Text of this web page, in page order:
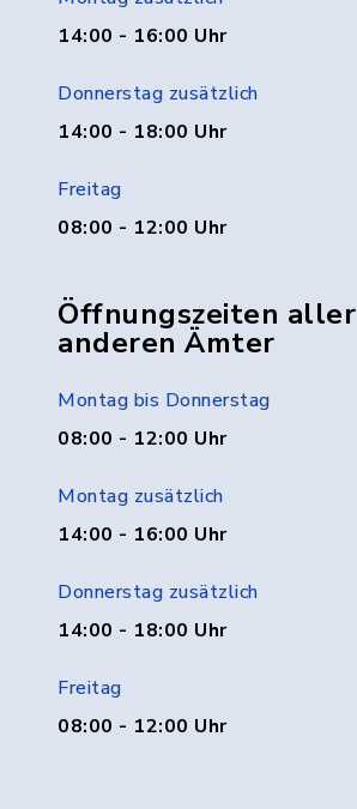
14:00 - 16:00 Uhr
Donnerstag zusätzlich
14:00 - 18:00 Uhr
Freitag
08:00 - 12:00 Uhr
Öffnungszeiten aller
anderen Ämter
Montag bis Donnerstag
08:00 - 12:00 Uhr
Montag zusätzlich
14:00 - 16:00 Uhr
Donnerstag zusätzlich
14:00 - 18:00 Uhr
Freitag
08:00 - 12:00 Uhr